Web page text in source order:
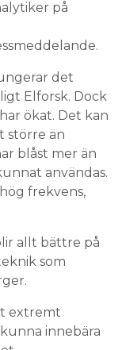
det
Elforsk. Dock
ökat. Det kan
blåst mer än
användas.
frekvens,
allt bättre på
som
extremt
innebära